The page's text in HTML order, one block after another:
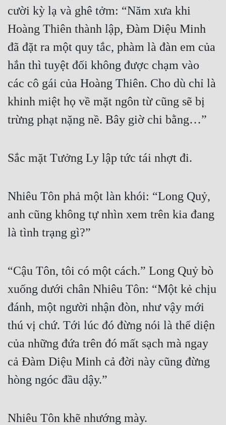
cười kỳ lạ và ghê tởm: “Năm xưa khi
Hoàng Thiên thành lập, Đàm Diệu Minh
đã đặt ra một quy tắc, phàm là đàn em của
hắn thì tuyệt đối không được chạm vào
các cô gái của Hoàng Thiên. Cho dù chỉ là
khinh miệt họ về mặt ngôn từ cũng sẽ bị
trừng phạt nặng nề. Bây giờ chi bằng…”
Sắc mặt Tưởng Ly lập tức tái nhợt đi.
Nhiêu Tôn phả một làn khói: “Long Quỷ,
anh cũng không tự nhìn xem trên kia đang
là tình trạng gì?”
“Cậu Tôn, tôi có một cách.” Long Quỷ bò
xuống dưới chân Nhiêu Tôn: “Một kẻ chịu
đánh, một người nhận đòn, như vậy mới
thú vị chứ. Tới lúc đó đừng nói là thể diện
của những đứa trên đó mất sạch mà ngay
cả Đàm Diệu Minh cả đời này cũng đừng
hòng ngóc đầu dậy.”
Nhiêu Tôn khẽ nhướng mày.